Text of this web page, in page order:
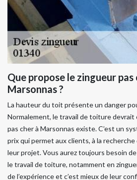
Que propose le zingueur pas
Marsonnas ?
La hauteur du toit présente un danger
Normalement, le travail de toiture devrait
pas cher à Marsonnas existe. C’est un
prix qui permet aux clients, à la
leur projet. Vous aurez toujours besoin
le travail de toiture, notamment en
de l’expérience et c’est mieux de leur